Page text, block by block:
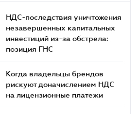
НДС-последствия уничтожения
незавершенных капитальных
инвестиций из-за обстрела:
позиция ГНС
Когда владельцы брендов
рискуют доначислением НДС
на лицензионные платежи